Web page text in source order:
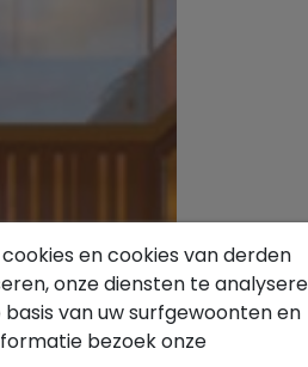
en cookies van derden
onze diensten te
van uw surfgewoonten en
bezoek onze